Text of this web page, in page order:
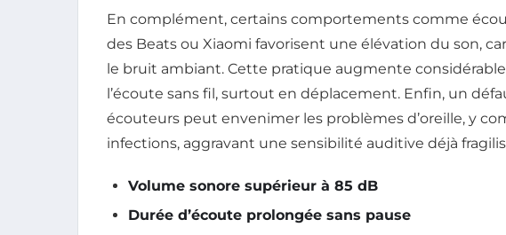
En complément, certains comportements comme
des Beats ou Xiaomi favorisent une élévation du son,
le bruit ambiant. Cette pratique augmente
l’écoute sans fil, surtout en déplacement. Enfin, un
écouteurs peut envenimer les problèmes d’oreille, y
infections, aggravant une sensibilité auditive déjà
Volume sonore supérieur à 85 dB
Durée d’écoute prolongée sans pause